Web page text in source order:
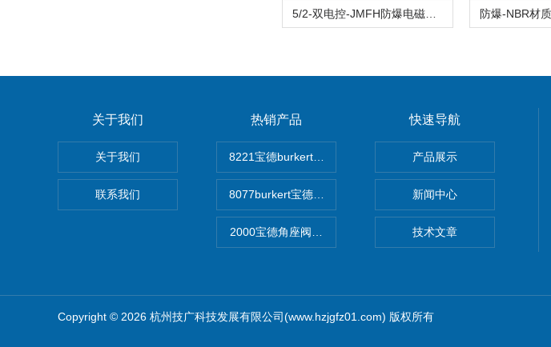
关于我们
关于我们
联系我们
热销产品
8221宝德burkert电导率探头卫生级电导传感器
8077burkert宝德椭圆齿轮脉冲流量计高黏度液体
2000宝德角座阀德国宝帝burkert气动阀
快速导航
产品展示
新闻中心
技术文章
Copyright © 2026 杭州技广科技发展有限公司(www.hzjgfz01.com) 版权所有